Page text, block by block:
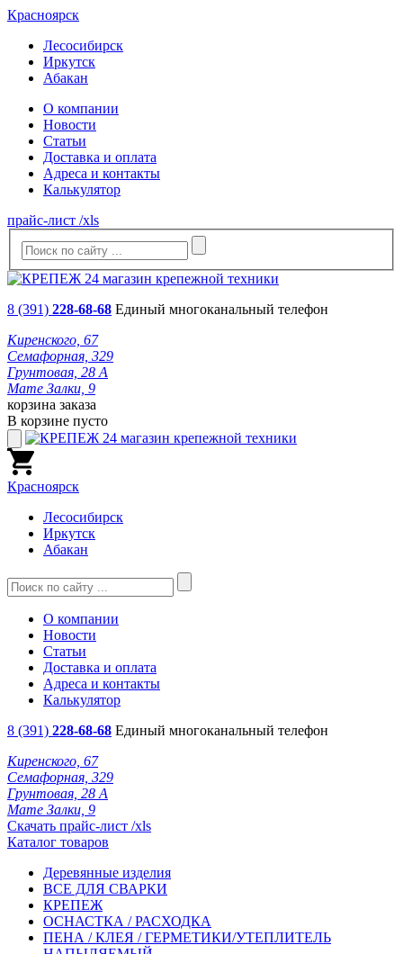
Красноярск
Лесосибирск
Иркутск
Абакан
О компании
Новости
Статьи
Доставка и оплата
Адреса и контакты
Калькулятор
прайс-лист /xls
8 (391) 228-68-68 Единый многоканальный телефон
Киренского, 67
Семафорная, 329
Грунтовая, 28 А
Мате Залки, 9
корзина заказа
В корзине пусто
Красноярск
Лесосибирск
Иркутск
Абакан
О компании
Новости
Статьи
Доставка и оплата
Адреса и контакты
Калькулятор
8 (391) 228-68-68 Единый многоканальный телефон
Киренского, 67
Семафорная, 329
Грунтовая, 28 А
Мате Залки, 9
Скачать прайс-лист /xls
Каталог товаров
Деревянные изделия
ВСЕ ДЛЯ СВАРКИ
КРЕПЕЖ
ОСНАСТКА / РАСХОДКА
ПЕНА / КЛЕЯ / ГЕРМЕТИКИ/УТЕПЛИТЕЛЬ